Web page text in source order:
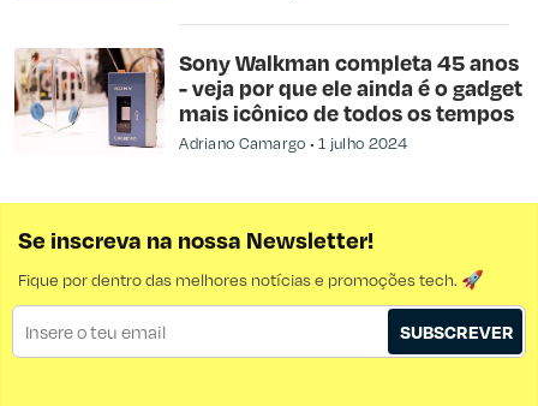
Sony Walkman completa 45 anos
- veja por que ele ainda é o gadget
mais icônico de todos os tempos
Adriano Camargo 1 julho 2024
Se inscreva na nossa Newsletter!
Fique por dentro das melhores notícias e promoções tech. 🚀
SUBSCREVER